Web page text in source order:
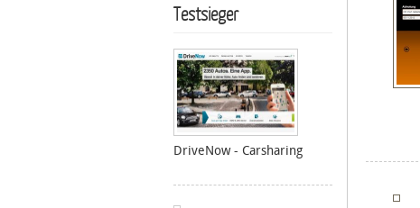
Testsieger
DriveNow - Carsharing